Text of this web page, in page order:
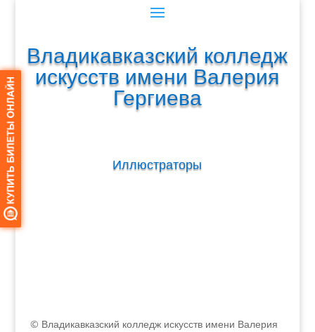
Владикавказский колледж
искусств имени Валерия
Гергиева
Иллюстраторы
© Владикавказский колледж искусств имени Валерия